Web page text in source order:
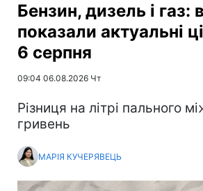
Бензин, дизель і газ:
показали актуальні
6 серпня
09:04 06.08.2026 Чт
Різниця на літрі пального
гривень
МАРІЯ КУЧЕРЯВЕЦЬ